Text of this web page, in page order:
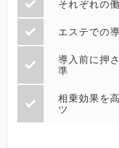
それぞれの
エステでの
導入前に押
準
相乗効果を
ツ